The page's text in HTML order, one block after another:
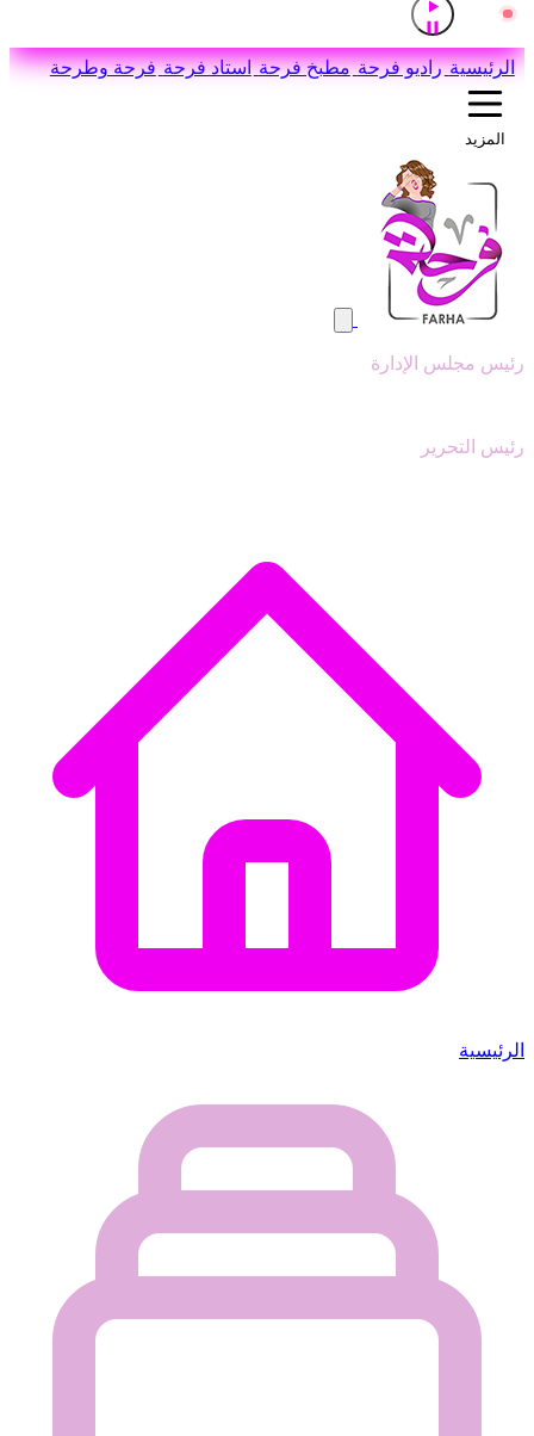
مباشر إذاعة القرآن الكريم من القاهرة
اضغط للاستماع
الرئيسية راديو فرحة مطبخ فرحة استاد فرحة فرحة وطرحة
المزيد
رئيس مجلس الإدارة
رئيس التحرير
الرئيسية